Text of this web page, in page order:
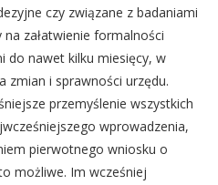
czy związane z badaniami
załatwienie formalności
do nawet kilku miesięcy, w
zmian i sprawności urzędu.
przemyślenie wszystkich
wprowadzenia,
pierwotnego wniosku o
możliwe. Im wcześniej